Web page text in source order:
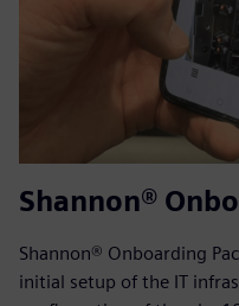
Shannon®
Shannon® Onboarding
initial setup of the IT